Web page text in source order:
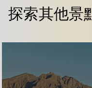
探索其他景
探索其他景